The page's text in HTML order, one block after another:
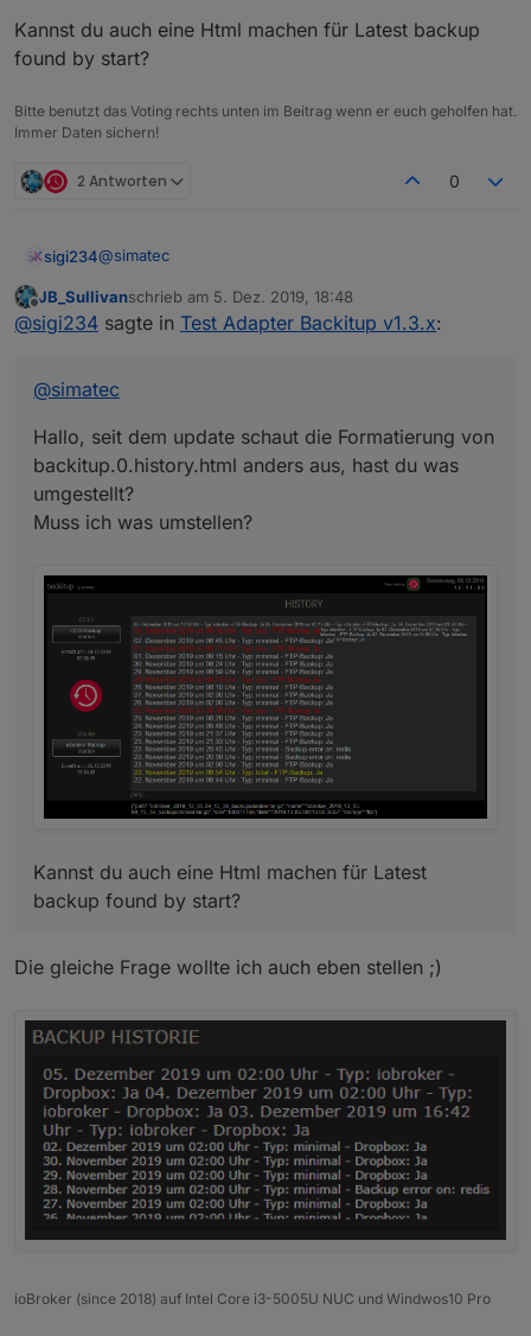
Kannst du auch eine Html machen für Latest backup
found by start?
Bitte benutzt das Voting rechts unten im Beitrag wenn er euch geholfen hat.
Immer Daten sichern!
2 Antworten 0
sigi234@simatec
Hallo, seit dem update schaut die Formatierung von
backitup.0.history.html anders aus, hast du was
Kannst du auch eine Html machen für Latest backup
Offline
JB_Sullivanschrieb am 5. Dez. 2019, 18:48
zuletzt editiert von
@sigi234 sagte in Test Adapter Backitup v1.3.x:
@simatec
Hallo, seit dem update schaut die Formatierung von
backitup.0.history.html anders aus, hast du was
umgestellt?
Muss ich was umstellen?
Kannst du auch eine Html machen für Latest
backup found by start?
Die gleiche Frage wollte ich auch eben stellen ;)
ioBroker (since 2018) auf Intel Core i3-5005U NUC und Windwos10 Pro